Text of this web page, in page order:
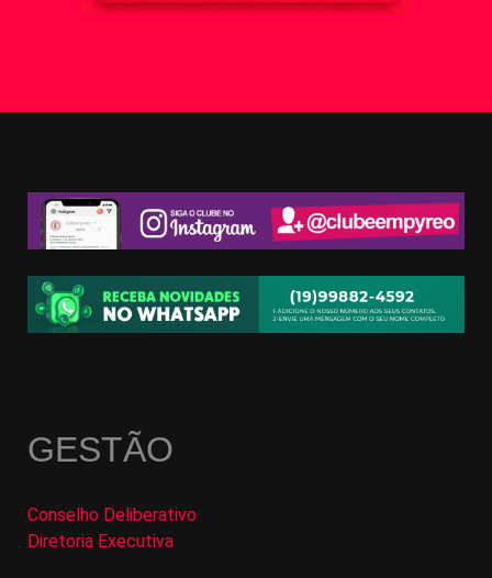
GESTÃO
Conselho Deliberativo
Diretoria Executiva